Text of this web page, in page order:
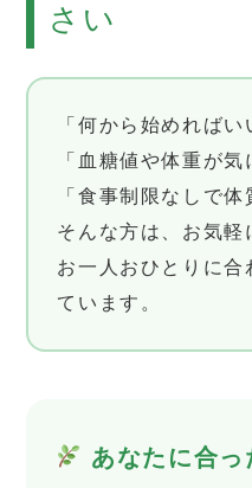
さい
「何から始めればい
「血糖値や体重が気
「食事制限なしで
そんな方は、お気軽
お一人おひとりに合
ています。
あなたに合